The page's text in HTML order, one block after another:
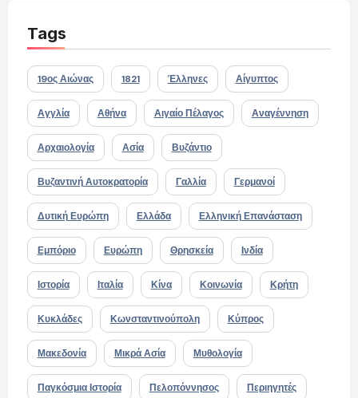
Tags
19ος Αιώνας 1821 Έλληνες Αίγυπτος
Αγγλία Αθήνα Αιγαίο Πέλαγος Αναγέννηση
Αρχαιολογία Ασία Βυζάντιο
Βυζαντινή Αυτοκρατορία Γαλλία Γερμανοί
Δυτική Ευρώπη Ελλάδα Ελληνική Επανάσταση
Εμπόριο Ευρώπη Θρησκεία Ινδία
Ιστορία Ιταλία Κίνα Κοινωνία Κρήτη
Κυκλάδες Κωνσταντινούπολη Κύπρος
Μακεδονία Μικρά Ασία Μυθολογία
Παγκόσμια Ιστορία Πελοπόννησος Περιηγητές